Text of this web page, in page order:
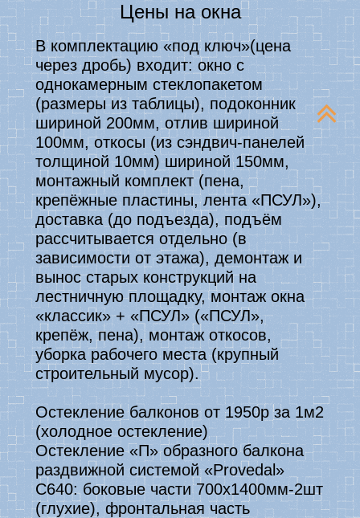
Цены на окна
В комплектацию «под ключ»(цена
через дробь) входит: окно с
однокамерным стеклопакетом
(размеры из таблицы), подоконник
шириной 200мм, отлив шириной
100мм, откосы (из сэндвич-панелей
толщиной 10мм) шириной 150мм,
монтажный комплект (пена,
крепёжные пластины, лента «ПСУЛ»),
доставка (до подъезда), подъём
рассчитывается отдельно (в
зависимости от этажа), демонтаж и
вынос старых конструкций на
лестничную площадку, монтаж окна
«классик» + «ПСУЛ» («ПСУЛ»,
крепёж, пена), монтаж откосов,
уборка рабочего места (крупный
строительный мусор).
Остекление балконовот 1950р за 1м2
(холодное остекление)
Остекление «П» образного балкона
раздвижной системой «Provedal»
С640: боковые части 700х1400мм-2шт
(глухие), фронтальная часть